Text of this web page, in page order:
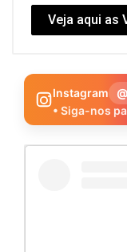
Veja aqui as
Instagram
• Siga-nos